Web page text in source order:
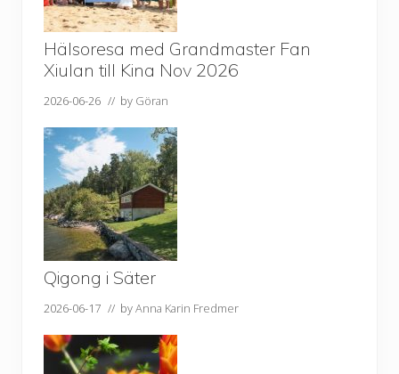
Hälsoresa med Grandmaster Fan
Xiulan till Kina Nov 2026
2026-06-26 // by Göran
Qigong i Säter
2026-06-17 // byAnna Karin Fredmer